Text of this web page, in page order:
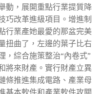
動，展開重點行業提質降
巧改革進級項目。增進制
行業產她最愛的那盆完美
扭曲了，左邊的葉子比右
，綜合施策整治“內卷式”
將來財產。實行財產立異
條推進集成電路、產業母
基本軟件和產業軟件攻關